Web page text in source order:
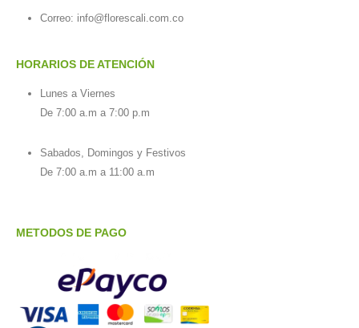
Correo: info@florescali.com.co
HORARIOS DE ATENCIÓN
Lunes a Viernes
De 7:00 a.m a 7:00 p.m
Sabados, Domingos y Festivos
De 7:00 a.m a 11:00 a.m
METODOS DE PAGO